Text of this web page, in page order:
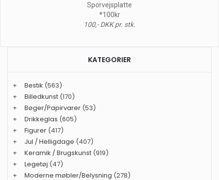
Sporvejsplatte
*100kr
100,- DKK pr. stk.
KATEGORIER
+ Bestik (563)
+
Billedkunst (170)
+
Bøger/Papirvarer (53)
+
Drikkeglas (605)
+
Figurer (417)
+
Jul / Helligdage (407)
+
Keramik / Brugskunst (919)
+
Legetøj (47)
+
Moderne møbler/Belysning (278)